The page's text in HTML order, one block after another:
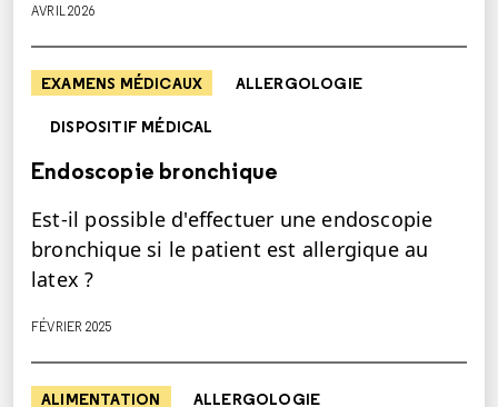
AVRIL 2026
EXAMENS MÉDICAUX ALLERGOLOGIE
DISPOSITIF MÉDICAL
Endoscopie bronchique
Est-il possible d'effectuer une endoscopie
bronchique si le patient est allergique au
latex ?
FÉVRIER 2025
ALIMENTATION ALLERGOLOGIE